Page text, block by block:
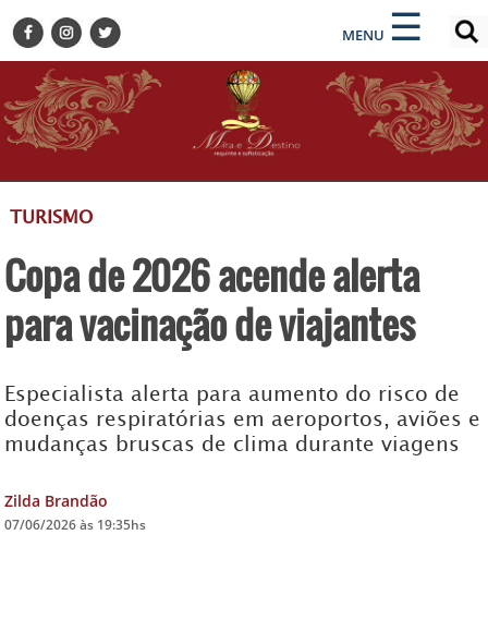
MENU ☰
×
BELEZA
BUSINESS E NEGÓCIOS
CULTURA
DESTINOS
GASTRONOMIA
HOTELARIA
MODA
SOCIAL
TURISMO
×
ENCONTRE SUA NOTÍCIA
TURISMO
Copa de 2026 acende alerta
para vacinação de viajantes
Especialista alerta para aumento do risco de
doenças respiratórias em aeroportos, aviões e
mudanças bruscas de clima durante viagens
Zilda Brandão
07/06/2026 às 19:35hs